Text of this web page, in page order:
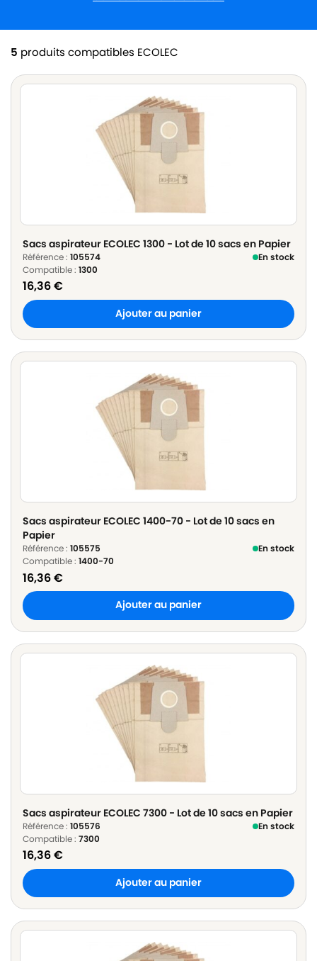
5 produits compatibles ECOLEC
Sacs aspirateur ECOLEC 1300 - Lot de 10 sacs en Papier
Référence : 105574
En stock
Compatible : 1300
16,36€
Ajouter au panier
Sacs aspirateur ECOLEC 1400-70 - Lot de 10 sacs en
Papier
Référence : 105575
En stock
Compatible : 1400-70
16,36€
Ajouter au panier
Sacs aspirateur ECOLEC 7300 - Lot de 10 sacs en Papier
Référence : 105576
En stock
Compatible : 7300
16,36€
Ajouter au panier